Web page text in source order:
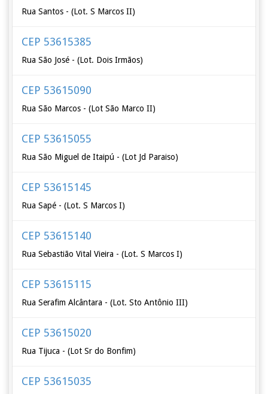
Rua Santos - (Lot. S Marcos II)
CEP 53615385
Rua São José - (Lot. Dois Irmãos)
CEP 53615090
Rua São Marcos - (Lot São Marco II)
CEP 53615055
Rua São Miguel de Itaipú - (Lot Jd Paraiso)
CEP 53615145
Rua Sapé - (Lot. S Marcos I)
CEP 53615140
Rua Sebastião Vital Vieira - (Lot. S Marcos I)
CEP 53615115
Rua Serafim Alcântara - (Lot. Sto Antônio III)
CEP 53615020
Rua Tijuca - (Lot Sr do Bonfim)
CEP 53615035